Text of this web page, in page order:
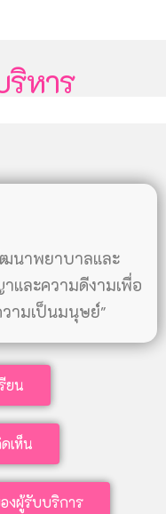
ริหาร
นาพยาบาลและ
ละความดีงามเพื่อ
ามเป็นมนุษย์"
ยน
เห็น
งผู้รับบริการ